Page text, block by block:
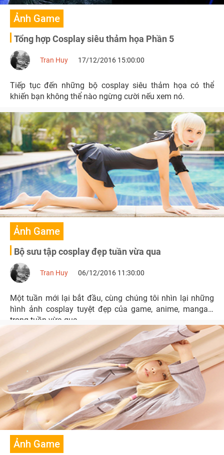
Ảnh Game
Tổng hợp Cosplay siêu thảm họa Phần 5
Tran Huy 17/12/2016 15:00:00
Tiếp tục đến những bộ cosplay siêu thảm họa có thể
khiến bạn không thể nào ngừng cười nếu xem nó.
Ảnh Game
Bộ sưu tập cosplay đẹp tuần vừa qua
Tran Huy 06/12/2016 11:30:00
Một tuần mới lại bắt đầu, cùng chúng tôi nhìn lại những
hình ảnh cosplay tuyệt đẹp của game, anime, manga...
trong tuần vừa qua.
Ảnh Game